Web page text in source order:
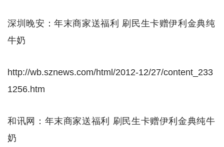
深圳晚安：年末商家送福利 刷民生卡赠伊利金典纯
牛奶
http://wb.sznews.com/html/2012-12/27/content_233
1256.htm
和讯网：年末商家送福利 刷民生卡赠伊利金典纯牛
奶